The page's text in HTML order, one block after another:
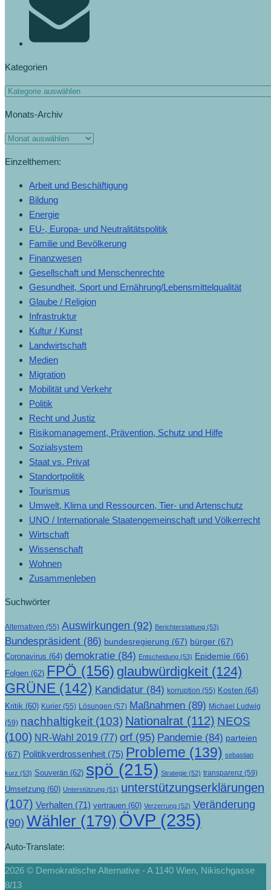
Kategorien
Monats-Archiv
Einzelthemen:
Arbeit und Beschäftigung
Bildung
Energie
EU-, Europa- und Neutralitätspolitik
Familie und Bevölkerung
Finanzwesen
Gesellschaft und Menschenrechte
Gesundheit, Sport und Ernährung/Lebensmittelqualität
Glaube / Religion
Infrastruktur
Kultur / Kunst
Landwirtschaft
Medien
Migration
Mobilität und Verkehr
Politik
Recht und Justiz
Risikomanagement, Prävention, Schutz und Hilfe
Sozialsystem
Staat vs. Privat
Standortpolitik
Tourismus
Umwelt, Klima und Ressourcen, Tier- und Artenschutz
UNO / Internationale Staatengemeinschaft und Völkerrecht
Wirtschaft
Wissenschaft
Wohnen
Zusammenleben
Suchwörter
Alternativen (55) Auswirkungen (92) Berichterstattung (53)
Bundespräsident (86) bundesregierung (67) bürger (67)
Coronavirus (64) demokratie (84) Entscheidung (53) Epidemie (66)
Folgen (62) FPÖ (156) glaubwürdigkeit (124)
GRÜNE (142) Kandidatur (84) korruption (55) Kosten (64)
Kritik (60) Kurier (55) Lösungen (57) Maßnahmen (89) Michael Ludwig
(59) nachhaltigkeit (103) Nationalrat (112) NEOS
(100) NR-Wahl 2019 (77) orf (95) Pandemie (84) parteien
(67) Politikverdrossenheit (75) Probleme (139) sebastian
kurz (53) Souverän (62) spö (215) Strategie (52) transparenz (59)
Umsetzung (60) Unterstützung (51) unterstützungserklärungen
(107) Verhalten (71) vertrauen (60) Verzerrung (52) Veränderung
(90) Wähler (179) ÖVP (235)
Auto-Translate:
2026 © Demokratische Alternative - A 1140 Wien, Nikischgasse
8/13